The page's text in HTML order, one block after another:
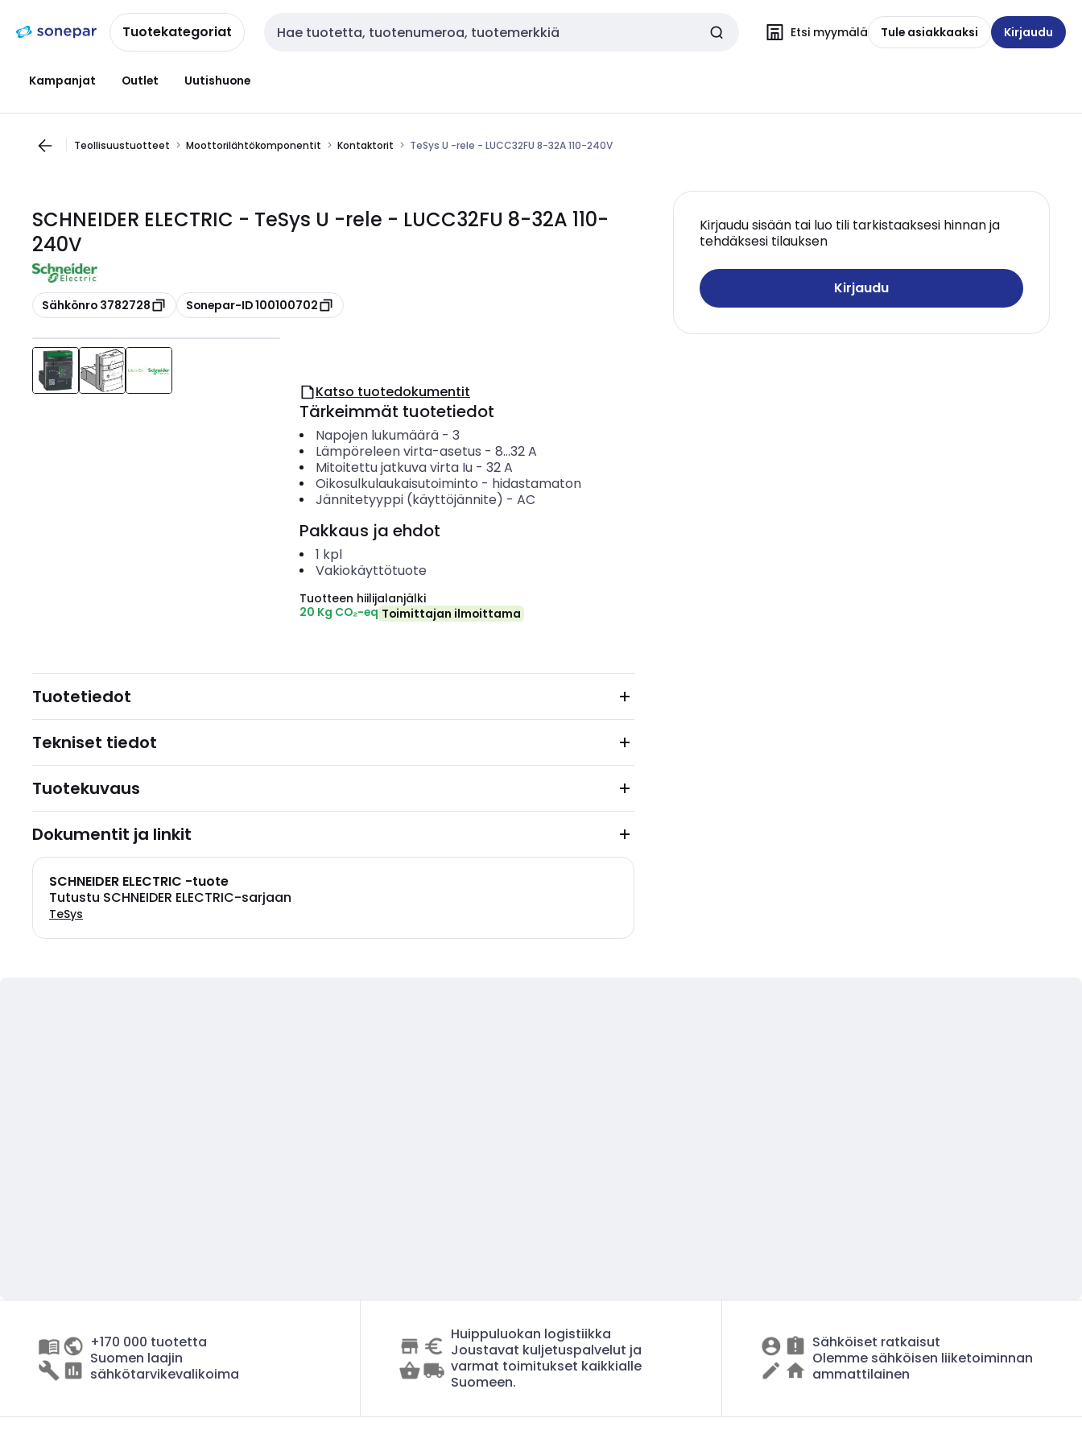
navigointiinsisältöönTuotekategoriat Haku Etsi myymälä Tule asiakkaaksi Kirjaudu
Kampanjat Outlet Uutishuone
Teollisuustuotteet Moottorilähtökomponentit Kontaktorit TeSys U -rele - LUCC32FU 8-32A 110-240V
SCHNEIDER ELECTRIC - TeSys U -rele - LUCC32FU 8-32A 110-
240V
Kopioi
Sähkönro 3782728 Kopioi
Sonepar-ID 100100702
Kirjaudu sisään tai luo tili tarkistaaksesi hinnan ja
tehdäksesi tilauksen
Kirjaudu
Katso tuotedokumentit
Tärkeimmät tuotetiedot
Napojen lukumäärä- 3
Lämpöreleen virta-asetus - 8...32A
Mitoitettu jatkuva virta Iu- 32A
Oikosulkulaukaisutoiminto - hidastamaton
Jännitetyyppi (käyttöjännite) - AC
Pakkaus ja ehdot
1 kpl
Vakiokäyttötuote
Tuotteen hiilijalanjälki
20 Kg CO₂-eq Toimittajan ilmoittama
Tuotetiedot
Tekniset tiedot
Tuotekuvaus
Dokumentit ja linkit
SCHNEIDER ELECTRIC -tuote
Tutustu SCHNEIDER ELECTRIC-sarjaan
TeSys
+170 000 tuotetta
Suomen laajin
sähkötarvikevalikoima
Huippuluokan logistiikka
Joustavat kuljetuspalvelut ja
varmat toimitukset kaikkialle
Suomeen.
Sähköiset ratkaisut
Olemme sähköisen liiketoiminnan
ammattilainen